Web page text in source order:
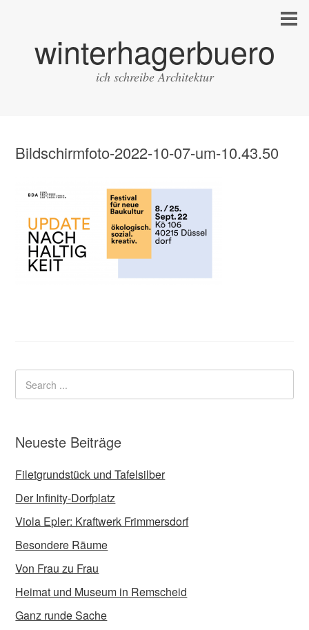
winterhagerbuero
ich schreibe Architektur
Bildschirmfoto-2022-10-07-um-10.43.50
Neueste Beiträge
Filetgrundstück und Tafelsilber
Der Infinity-Dorfplatz
Viola Epler: Kraftwerk Frimmersdorf
Besondere Räume
Von Frau zu Frau
Heimat und Museum in Remscheid
Ganz runde Sache